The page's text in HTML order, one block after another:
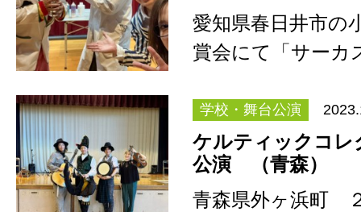
愛知県春日井市
賞会にて「サーカ
れてい…
学校・舞台公演
ケルティックコ
公演 （青森）
青森県外ヶ浜町